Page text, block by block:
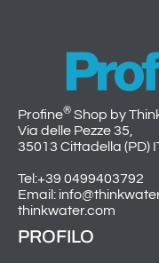
Profine® Shop by
Via delle Pezze 35,
35013 Cittadella (PD)
Tel:+39 0499403792
Email:
thinkwater.com
PROFILO